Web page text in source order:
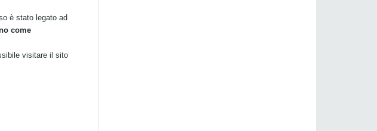
è stato legato ad
come
visitare il sito